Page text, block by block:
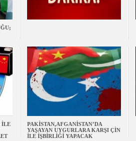
İLE
PAKİSTAN,AFGANİSTAN’DA
YAŞAYAN UYGURLARA KARŞI ÇİN
İLE İŞBİRLİĞİ YAPACAK